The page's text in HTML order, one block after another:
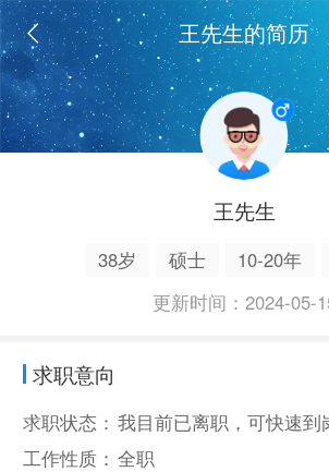
王先生的简历
王先生
38岁 硕士 10-20年
更新时间：2024-05-
求职意向
求职状态： 我目前已离职，可快速到
工作性质： 全职